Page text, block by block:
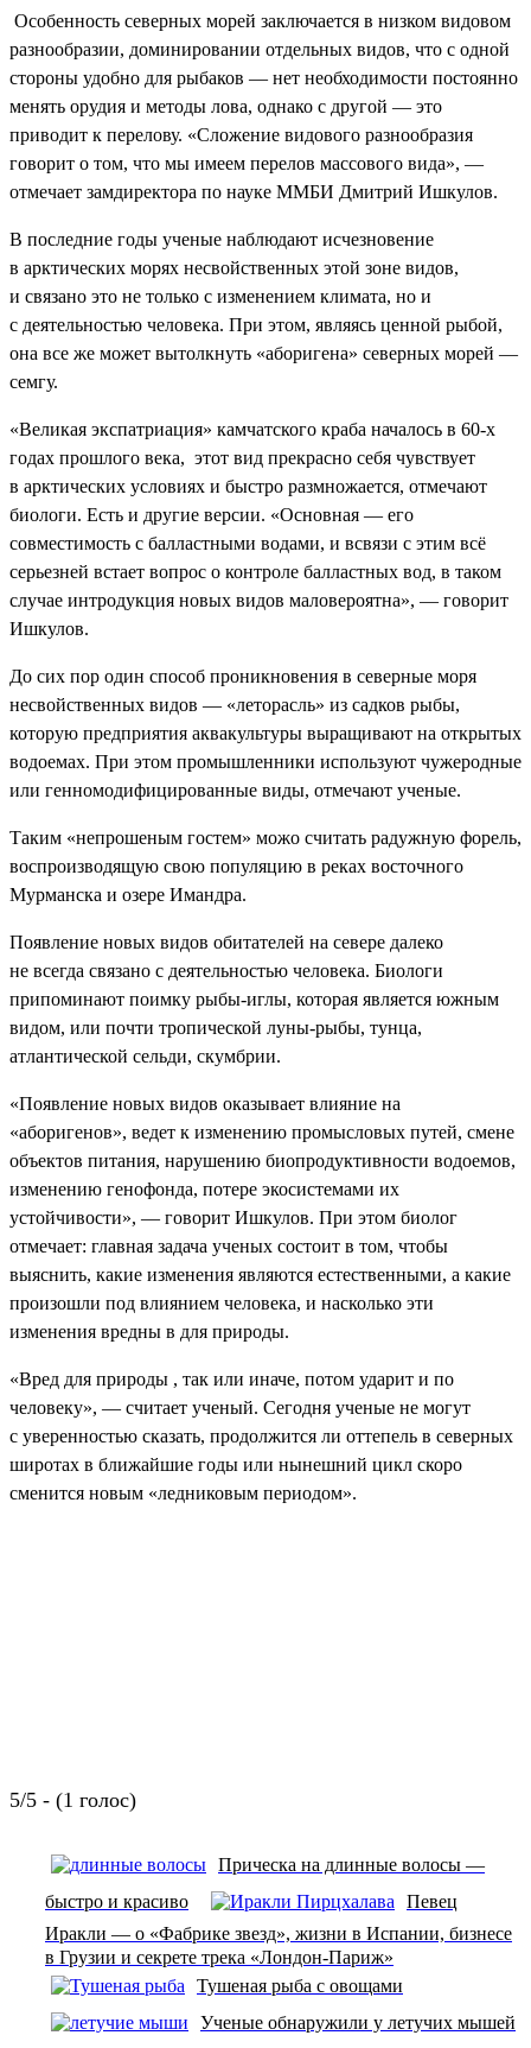
Особенность северных морей заключается в низком видовом
разнообразии, доминировании отдельных видов, что с одной
стороны удобно для рыбаков — нет необходимости постоянно
менять орудия и методы лова, однако с другой — это
приводит к перелову. «Сложение видового разнообразия
говорит о том, что мы имеем перелов массового вида», —
отмечает замдиректора по науке ММБИ Дмитрий Ишкулов.
В последние годы ученые наблюдают исчезновение
в арктических морях несвойственных этой зоне видов,
и связано это не только с изменением климата, но и
с деятельностью человека. При этом, являясь ценной рыбой,
она все же может вытолкнуть «аборигена» северных морей —
семгу.
«Великая экспатриация» камчатского краба началось в 60-х
годах прошлого века, этот вид прекрасно себя чувствует
в арктических условиях и быстро размножается, отмечают
биологи. Есть и другие версии. «Основная — его
совместимость с балластными водами, и всвязи с этим всё
серьезней встает вопрос о контроле балластных вод, в таком
случае интродукция новых видов маловероятна», — говорит
Ишкулов.
До сих пор один способ проникновения в северные моря
несвойственных видов — «леторасль» из садков рыбы,
которую предприятия аквакультуры выращивают на открытых
водоемах. При этом промышленники используют чужеродные
или генномодифицированные виды, отмечают ученые.
Таким «непрошеным гостем» можо считать радужную форель,
воспроизводящую свою популяцию в реках восточного
Мурманска и озере Имандра.
Появление новых видов обитателей на севере далеко
не всегда связано с деятельностью человека. Биологи
припоминают поимку рыбы-иглы, которая является южным
видом, или почти тропической луны-рыбы, тунца,
атлантической сельди, скумбрии.
«Появление новых видов оказывает влияние на
«аборигенов», ведет к изменению промысловых путей, смене
объектов питания, нарушению биопродуктивности водоемов,
изменению генофонда, потере экосистемами их
устойчивости», — говорит Ишкулов. При этом биолог
отмечает: главная задача ученых состоит в том, чтобы
выяснить, какие изменения являются естественными, а какие
произошли под влиянием человека, и насколько эти
изменения вредны в для природы.
«Вред для природы , так или иначе, потом ударит и по
человеку», — считает ученый. Сегодня ученые не могут
с уверенностью сказать, продолжится ли оттепель в северных
широтах в ближайшие годы или нынешний цикл скоро
сменится новым «ледниковым периодом».
5/5 - (1 голос)
Прическа на длинные волосы —
быстро и красиво
Певец
Иракли — о «Фабрике звезд», жизни в Испании, бизнесе
в Грузии и секрете трека «Лондон-Париж»
Тушеная рыба с овощами
Ученые обнаружили у летучих мышей